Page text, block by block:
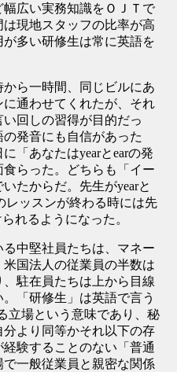
広い実務知識をＯＪＴで
現地スタッフの比率が高
多い研修生は常に英語を
ら一時間、同じビルにあ
通わせてくれたが、それ
回しの習得が目的だっ
発音にも自信があった
「あなたはyearとearの発
らった。どちらも「イー
たからだ。先生がyearと
レッスンが終わる時には先
れるようになった。
中堅社員たちは、マネー
国法人の従業員の半数は
駐在員たちは上から目線
「研修生」は英語で言う
立場という意味であり、秘
より同等かそれ以下の存
験することのない「普通
一般従業員と親密な関係